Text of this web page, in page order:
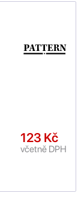
123 Kč
včetně DPH